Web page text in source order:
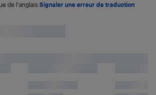
de l'anglais. Signaler une erreur de traduction